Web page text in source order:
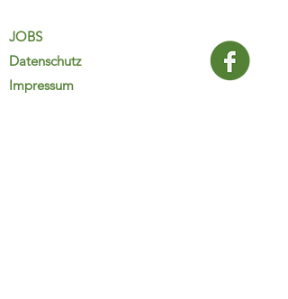
JOBS
Datenschutz
Impressum